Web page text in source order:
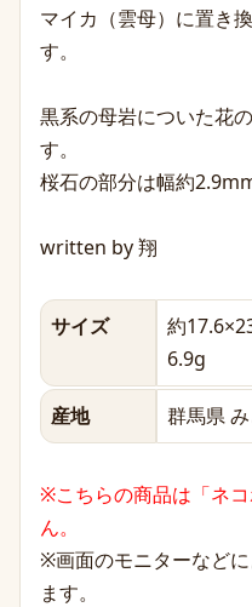
マイカ（雲母）に置き
す。
黒系の母岩についた花
す。
桜石の部分は幅約
written by 翔
サイズ
約
6.9g
産地 群馬県
※こちらの商品は「ネ
ん。
※画面のモニターなど
ます。